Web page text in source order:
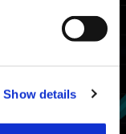
Show details
PlayStation®4
Steam®